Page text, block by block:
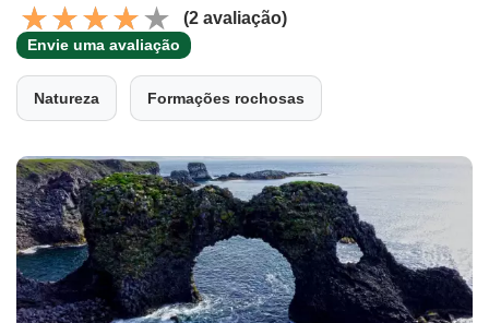
(2 avaliação)
Envie uma avaliação
Natureza Formações rochosas